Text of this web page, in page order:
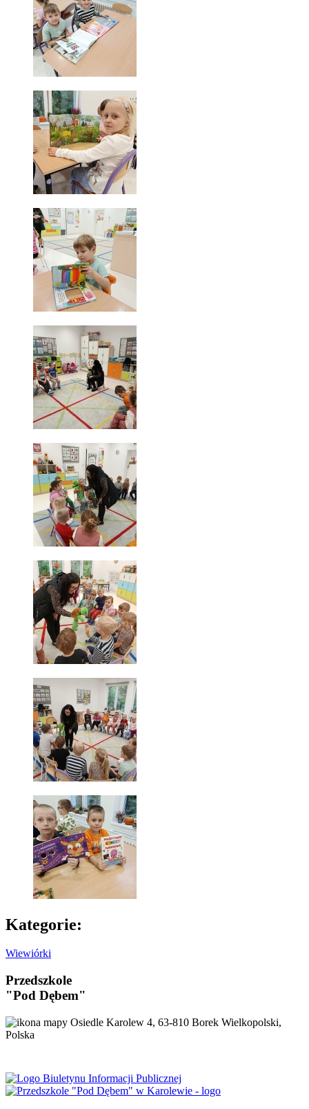
Kategorie:
Wiewiórki
Przedszkole
"Pod Dębem"
Osiedle Karolew 4, 63-810 Borek Wielkopolski,
Polska